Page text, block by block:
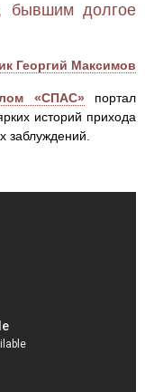
бывшим долгое
Георгий Максимов
«СПАС» портал
историй прихода
заблуждений.